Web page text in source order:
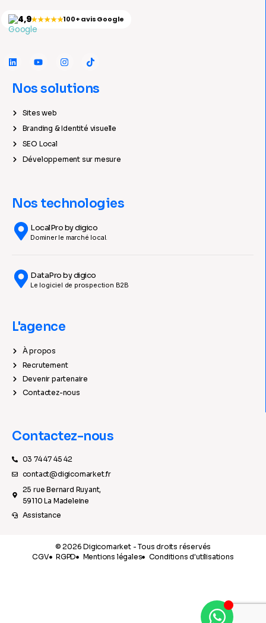
4,9★★★★★100+ avis Google
Nos solutions
Sites web
Branding & Identité visuelle
SEO Local
Développement sur mesure
Nos technologies
LocalPro by digico
Dominer le marché local.
DataPro by digico
Le logiciel de prospection B2B
L'agence
À propos
Recrutement
Devenir partenaire
Contactez-nous
Contactez-nous
03 74 47 45 42
contact@digicomarket.fr
25 rue Bernard Ruyant,
59110 La Madeleine
Assistance
© 2026 Digicomarket - Tous droits réservés
CGV
RGPD Mentions légales Conditions d'utilisations